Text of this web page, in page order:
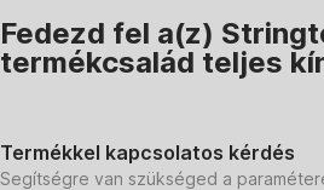
Fedezd fel a(z)
termékcsalád teljes
Termékkel kapcsolatos kérdés
Segítségre van szükséged a